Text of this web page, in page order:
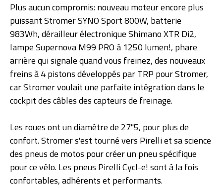
Plus aucun compromis: nouveau moteur encore plus
puissant Stromer SYNO Sport 800W, batterie
983Wh, dérailleur électronique Shimano XTR Di2,
lampe Supernova M99 PRO à 1250 lumen!, phare
arrière qui signale quand vous freinez, des nouveaux
freins à 4 pistons développés par TRP pour Stromer,
car Stromer voulait une parfaite intégration dans le
cockpit des câbles des capteurs de freinage.
Les roues ont un diamètre de 27''5, pour plus de
confort. Stromer s'est tourné vers Pirelli et sa science
des pneus de motos pour créer un pneu spécifique
pour ce vélo. Les pneus Pirelli Cycl-e! sont à la fois
confortables, adhérents et performants.